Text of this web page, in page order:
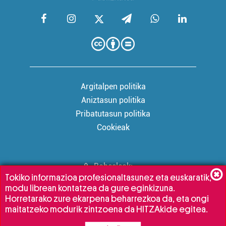
Argitalpen politika
Aniztasun politika
Pribatutasun politika
Cookieak
Babesleak:
Tokiko informazioa profesionaltasunez eta euskaratik,
modu librean kontatzea da gure eginkizuna.
Horretarako zure ekarpena beharrezkoa da, eta ongi
maitatzeko modurik zintzoena da HITZAkide egitea.